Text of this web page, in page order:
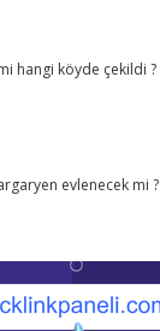
hangi köyde çekildi ?
evlenecek mi ?